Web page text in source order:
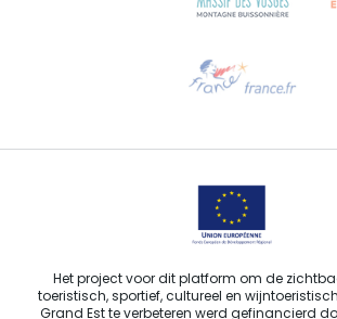
Stuur ons een e-mail
Het project voor dit platform om de
toeristisch, sportief, cultureel en
Grand Est te verbeteren werd gefinancierd